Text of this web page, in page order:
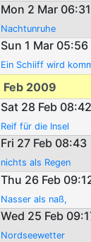
Mon 2 Mar 06:31
Nachtunruhe
Sun 1 Mar 05:56
Ein Schiiff wird
Feb 2009
Sat 28 Feb 08:42
Reif für die Insel
Fri 27 Feb 08:43
nichts als Regen
Thu 26 Feb
Nasser als naß,
Wed 25 Feb
Nordseewetter